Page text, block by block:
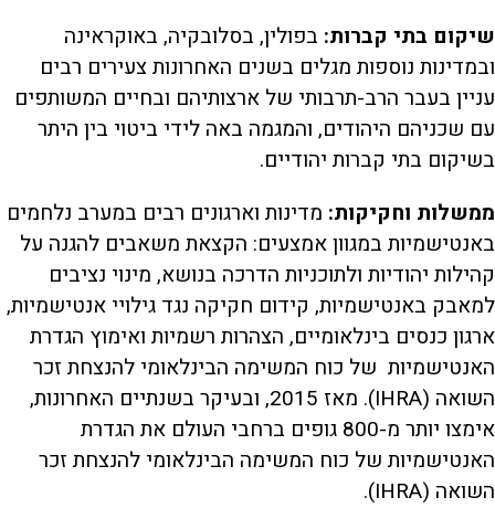
שיקום בתי קברות: בפולין, בסלובקיה, באוקראינה
ובמדינות נוספות מגלים בשנים האחרונות צעירים רבים
עניין בעבר הרב-תרבותי של ארצותיהם ובחיים המשותפים
עם שכניהם היהודים, והמגמה באה לידי ביטוי בין היתר
בשיקום בתי קברות יהודיים.
ממשלות וחקיקות: מדינות וארגונים רבים במערב נלחמים
באנטישמיות במגוון אמצעים: הקצאת משאבים להגנה על
קהילות יהודיות ולתוכניות הדרכה בנושא, מינוי נציבים
למאבק באנטישמיות, קידום חקיקה נגד גילויי אנטישמיות,
ארגון כנסים בינלאומיים, הצהרות רשמיות ואימוץ הגדרת
האנטישמיות של כוח המשימה הבינלאומי להנצחת זכר
השואה (IHRA). מאז 2015, ובעיקר בשנתיים האחרונות,
אימצו יותר מ-800 גופים ברחבי העולם את הגדרת
האנטישמיות של כוח המשימה הבינלאומי להנצחת זכר
השואה (IHRA).